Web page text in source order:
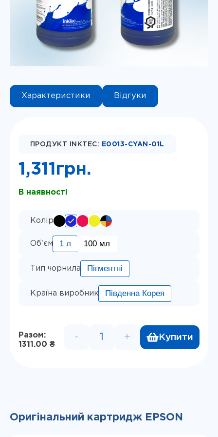
Характеристики Відгуки
ПРОДУКТ INKTEC: E0013-CYAN-01L
1,311 грн.
В наявності
Колір
Обʼєм 1 л 100 мл
Тип чорнила Пігментні
Країна виробник Південна Корея
Разом:
1311.00 ₴
Пігментне чорнило InkTec,
- + Купити
Оригінальний картридж EPSON